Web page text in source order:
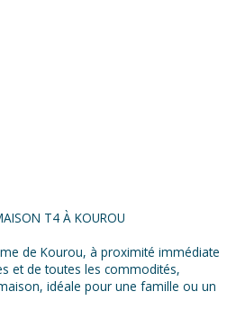
T4 À KOUROU
de Kourou, à proximité immédiate
et de toutes les commodités,
idéale pour une famille ou un